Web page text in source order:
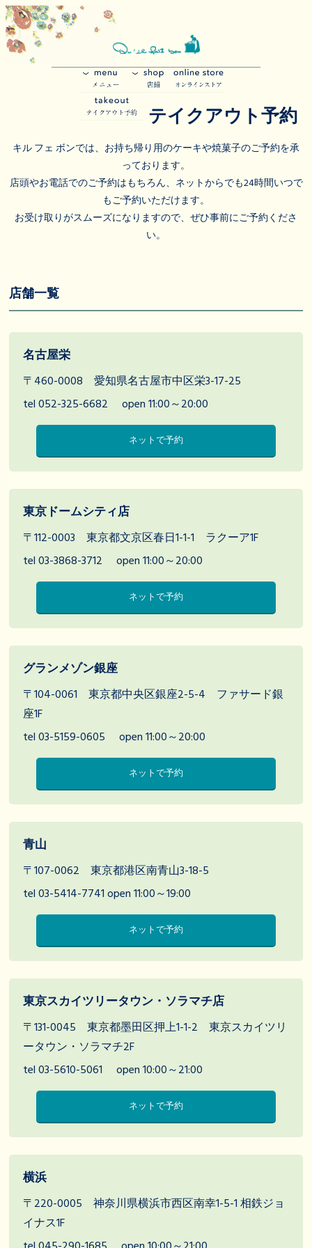
テイクアウト予約
キル フェ ボンでは、お持ち帰り用のケーキや焼菓子のご予約を承
っております。
店頭やお電話でのご予約はもちろん、ネットからでも24時間いつで
もご予約いただけます。
お受け取りがスムーズになりますので、ぜひ事前にご予約くださ
い。
店舗一覧
名古屋栄
〒460-0008 愛知県名古屋市中区栄3-17-25
tel 052-325-6682
open 11:00～20:00
ネットで予約
東京ドームシティ店
〒112-0003 東京都文京区春日1-1-1 ラクーア1F
tel 03-3868-3712
open 11:00～20:00
ネットで予約
グランメゾン銀座
〒104-0061 東京都中央区銀座2-5-4 ファサード銀
座1F
tel 03-5159-0605
open 11:00～20:00
ネットで予約
青山
〒107-0062 東京都港区南青山3-18-5
tel 03-5414-7741open 11:00～19:00
ネットで予約
東京スカイツリータウン・ソラマチ店
〒131-0045 東京都墨田区押上1-1-2 東京スカイツリ
ータウン・ソラマチ2F
tel 03-5610-5061
open 10:00～21:00
ネットで予約
横浜
〒220-0005 神奈川県横浜市西区南幸1-5-1 相鉄ジョ
イナス1F